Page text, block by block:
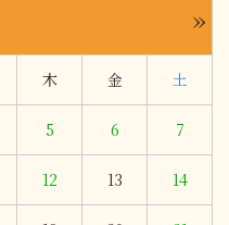
»
木 金 土
5 6 7
12 13 14